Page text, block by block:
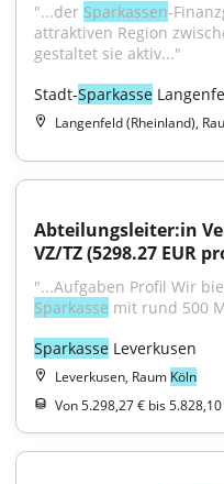
"...der Sparkassen-
attraktiven Region
gestaltet sie aktiv..."
Stadt-Sparkasse
Langenfeld (Rheinland),
Abteilungsleiter:in
VZ/TZ (5298.27 EUR
Sparkasse mit rund 500
Sparkasse Leverkusen
Leverkusen, Raum Köln
Von 5.298,27 € bis